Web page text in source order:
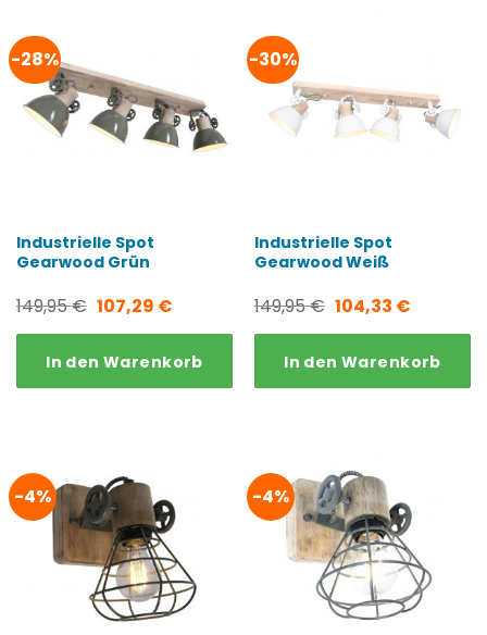
-28%
Industrielle Spot
Gearwood Grün
149,95€ Ursprünglicher
Preis
war:
107,29 €Aktueller
Preis
ist:
In den Warenkorb
-30%
Industrielle Spot
Gearwood Weiß
149,95€ Ursprünglicher
Preis
war:
104,33 €Aktueller
Preis
ist:
In den Warenkorb
-4% -4%